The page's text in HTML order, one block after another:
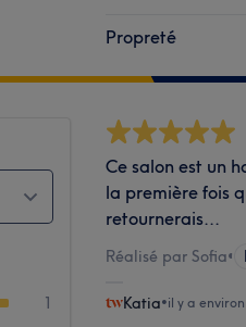
Propreté
1
Ce salon est un
la première fois
retournerais...
Réalisé par Sofia•
Katia•il y a environ